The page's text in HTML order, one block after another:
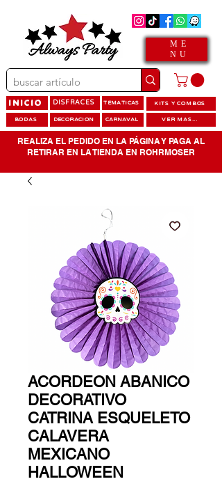
ME
NU
INICIO DISFRACES TEMATICAS KITS Y COMBOS
BODAS DECORACION CARNAVAL VER MAS...
REALIZA EL PEDIDO EN LA PÁGINA Y PAGA AL
RETIRAR EN LA TIENDA EN ROHRMOSER
ACORDEON ABANICO
DECORATIVO
CATRINA ESQUELETO
CALAVERA
MEXICANO
HALLOWEEN